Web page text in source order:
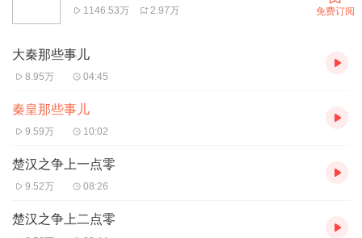
1146.53万 2.97万 免费订阅
大秦那些事儿
8.95万 04:45
秦皇那些事儿
9.59万 10:02
楚汉之争上一点零
9.52万 08:26
楚汉之争上二点零